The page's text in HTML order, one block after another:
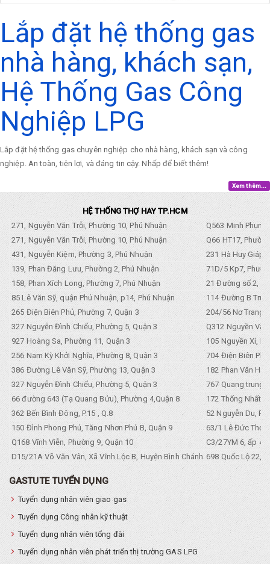
Lắp đặt hệ thống gas
nhà hàng, khách sạn,
Hệ Thống Gas Công
Nghiệp LPG
Lắp đặt hệ thống gas chuyên nghiệp cho nhà hàng, khách sạn và công
nghiệp. An toàn, tiện lợi, và đáng tin cậy. Nhấp để biết thêm!
Xem thêm...
HỆ THỐNG THỢ HAY TP.HCM
271, Nguyễn Văn Trỗi, Phường 10, Phú Nhuận
Q563 Minh
271, Nguyễn Văn Trỗi, Phường 10, Phú Nhuận
Q66 HT17,
431, Nguyễn Kiệm, Phường 3, Phú Nhuận
231 Hà Huy Giáp,
139, Phan Đăng Lưu, Phường 2, Phú Nhuận
71D/5 Kp7,
158, Phan Xích Long, Phường 7, Phú Nhuận
21 Đường số 2,
85 Lê Văn Sỹ, quận Phú Nhuận, p14, Phú Nhuận
114 Đường B
265 Điện Biên Phủ, Phường 7, Quận 3
204/56 Nơ Trang
327 Nguyễn Đình Chiểu, Phường 5, Quận 3
Q312 Nguyền
927 Hoàng Sa, Phường 11, Quận 3
105 Nguyền Xí,
256 Nam Kỳ Khởi Nghĩa, Phường 8, Quận 3
704 Điện Biên
386 Đường Lê Văn Sỹ, Phường 13, Quận 3
182 Phan Văn
327 Nguyễn Đình Chiểu, Phường 5, Quận 3
767 Quang trung,
66 đường 643 (Tạ Quang Bửu), Phường 4,Quận 8
172 Thống Nhất.
362 Bến Bình Đông, P.15 , Q.8
52 Nguyễn Du,
150 Đình Phong Phú, Tăng Nhơn Phú B, Quận 9
63/1 Lê Đức Thọ,
Q168 Vĩnh Viễn, Phường 9, Quận 10
C3/27YM 6, ấp 4,
D15/21A Võ Văn Vân, Xã Vĩnh Lộc B, Huyện Bình Chánh 698 Quốc Lộ 22,
GASTUTE TUYỂN DỤNG
Tuyển dụng nhân viên giao gas
Tuyển dụng Công nhân kỹ thuật
Tuyển dụng nhân viên tổng đài
Tuyển dụng nhân viên phát triển thị trường GAS LPG